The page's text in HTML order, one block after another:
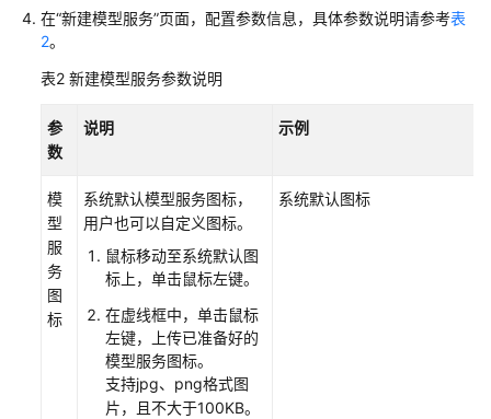
自
模
接
程
接
入
型
供
应
商
在“新建模型服务”页面，配置参数信息，具体参数说明请参考表
2。
表2 新建模型服务参数说明
参
数
说明 示例
模
型
服
务
图
标
系统默认模型服务图标，
用户也可以自定义图标。
鼠标移动至系统默认图
标上，单击鼠标左键。
在虚线框中，单击鼠标
左键，上传已准备好的
模型服务图标。
支持jpg、png格式图
片，且不大于100KB。
系统默认图标